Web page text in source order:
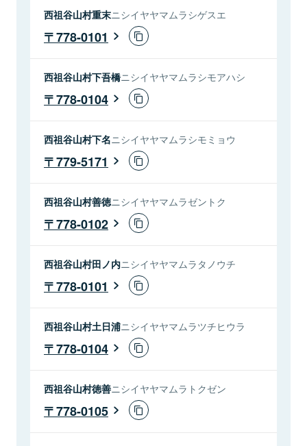
西祖谷山村重末ニシイヤヤマムラシゲスエ
778-0101
西祖谷山村下吾橋ニシイヤヤマムラシモアハシ
778-0104
西祖谷山村下名ニシイヤヤマムラシモミョウ
779-5171
西祖谷山村善徳ニシイヤヤマムラゼントク
778-0102
西祖谷山村田ノ内ニシイヤヤマムラタノウチ
778-0101
西祖谷山村土日浦ニシイヤヤマムラツチヒウラ
778-0104
西祖谷山村徳善ニシイヤヤマムラトクゼン
778-0105